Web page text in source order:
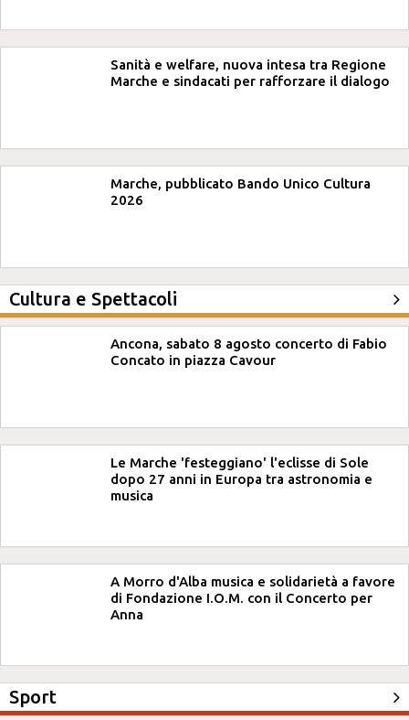
Sanità e welfare, nuova intesa tra Regione
Marche e sindacati per rafforzare il dialogo
Marche, pubblicato Bando Unico Cultura
2026
Cultura e Spettacoli
Ancona, sabato 8 agosto concerto di Fabio
Concato in piazza Cavour
Le Marche 'festeggiano' l'eclisse di Sole
dopo 27 anni in Europa tra astronomia e
musica
A Morro d'Alba musica e solidarietà a favore
di Fondazione I.O.M. con il Concerto per
Anna
Sport